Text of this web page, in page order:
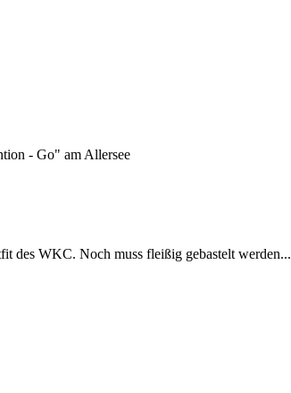
- Go" am Allersee
des WKC. Noch muss fleißig gebastelt werden...